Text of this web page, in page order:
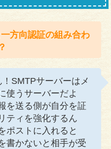
方向認証の組み合わ
SMTPサーバーはメ
使うサーバーだよ
を送る側が自分を証
ティを強化するん
ポストに入れると
書かないと相手が受